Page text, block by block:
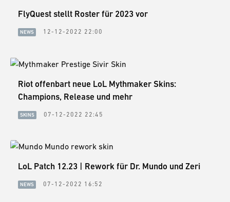
FlyQuest stellt Roster für 2023 vor
NEWS 12-12-2022 22:00
Riot offenbart neue LoL Mythmaker Skins:
Champions, Release und mehr
SKINS 07-12-2022 22:45
LoL Patch 12.23 | Rework für Dr. Mundo und Zeri
NEWS 07-12-2022 16:52